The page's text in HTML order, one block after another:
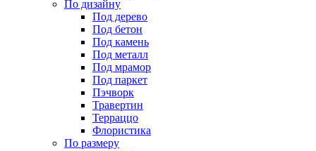
По дизайну
Под дерево
Под бетон
Под камень
Под металл
Под мрамор
Под паркет
Пэчворк
Травертин
Терраццо
Флористика
По размеру